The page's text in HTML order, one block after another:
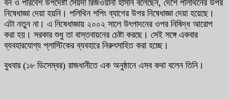
বন ও পরিবেশ উপদেষ্টা সৈয়দা রিজওয়ানা হাসান বলেছেন, দেশে পলিথিনের উপর
নিষেধাজ্ঞা দেয়া হয়নি। পলিথিন শপিং ব্যাগের উপর নিষেধাজ্ঞা দেয়া হয়েছে।
এটা নতুন না। এ নিষেধাজ্ঞায় ২০০২ সালে উৎপাদনের ওপর নিষিদ্ধ আরোপ
করা হয়। সরকার শুধু তা বাস্তবায়নের চেষ্টা করছে। সেই সঙ্গে একবার
ব্যবহারযোগ্য প্লাস্টিকের ব্যবহারে নিরুৎসাহিত করা হচ্ছে।
বুধবার (১৮ ডিসেম্বর) রাজধানীতে এক অনুষ্ঠানে এসব কথা বলেন তিনি।